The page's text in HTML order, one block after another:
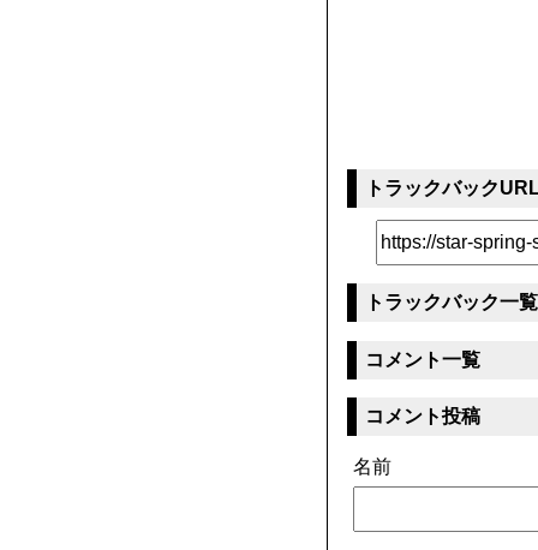
トラックバック
トラックバック一覧
コメント一覧
コメント投稿
名前